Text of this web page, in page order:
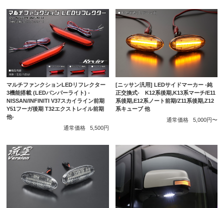
マルチファンクションLEDリフレクター
3機能搭載 (LEDバンパーライト) -
NISSAN/INFINITI V37スカイライン前期
Y51フーガ後期 T32エクストレイル前期
他-
通常価格
5,500円
[ニッサン汎用] LEDサイドマーカー -純
正交換式- K12系後期,K13系マーチ/E11
系後期,E12系ノート前期/Z11系後期,Z12
系キューブ 他
通常価格
5,000円〜